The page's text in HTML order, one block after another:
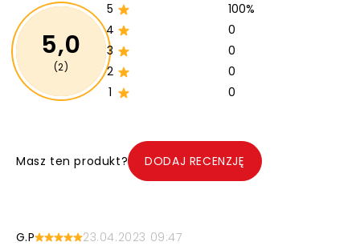
5,0
(2)
5
100%
4
0
3
0
2
0
1
0
Masz ten produkt? DODAJ RECENZJĘ
G.P 23.04.2023 09:47